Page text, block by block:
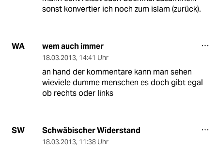
sonst konvertier ich noch zum islam (zurück).
WA wem auch immer
18.03.2013, 14:41 Uhr
an hand der kommentare kann man sehen
wieviele dumme menschen es doch gibt egal
ob rechts oder links
SW Schwäbischer Widerstand
18.03.2013, 11:38 Uhr